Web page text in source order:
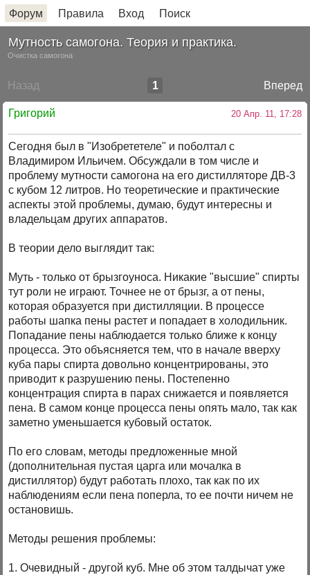
Форум Правила Вход Поиск
Мутность самогона. Теория и практика.
Очистка самогона
Назад Вперед
1
Григорий 20 Апр. 11, 17:28
Сегодня был в "Изобрететеле" и поболтал с
Владимиром Ильичем. Обсуждали в том числе и
проблему мутности самогона на его дистилляторе ДВ-3
с кубом 12 литров. Но теоретические и практические
аспекты этой проблемы, думаю, будут интересны и
владельцам других аппаратов.
В теории дело выглядит так:
Муть - только от брызгоуноса. Никакие "высшие" спирты
тут роли не играют. Точнее не от брызг, а от пены,
которая образуется при дистилляции. В процессе
работы шапка пены растет и попадает в холодильник.
Попадание пены наблюдается только ближе к концу
процесса. Это объясняется тем, что в начале вверху
куба пары спирта довольно концентрированы, это
приводит к разрушению пены. Постепенно
концентрация спирта в парах снижается и появляется
пена. В самом конце процесса пены опять мало, так как
заметно уменьшается кубовый остаток.
По его словам, методы предложенные мной
(дополнительная пустая царга или мочалка в
дистиллятор) будут работать плохо, так как по их
наблюдениям если пена поперла, то ее почти ничем не
остановишь.
Методы решения проблемы:
1. Очевидный - другой куб. Мне об этом талдычат уже